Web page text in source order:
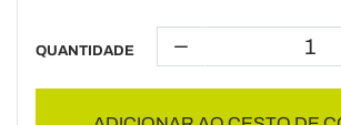
QUANTIDADE